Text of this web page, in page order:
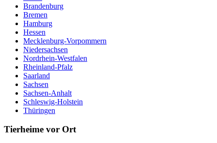
Brandenburg
Bremen
Hamburg
Hessen
Mecklenburg-Vorpommern
Niedersachsen
Nordrhein-Westfalen
Rheinland-Pfalz
Saarland
Sachsen
Sachsen-Anhalt
Schleswig-Holstein
Thüringen
Tierheime vor Ort